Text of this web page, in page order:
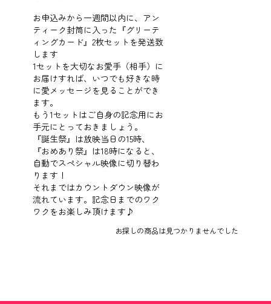
お申込みから一週間以内に、アン
ティーク封筒に入った『グリーテ
ィングカード』2枚セットを発送致
します
1セットを大切なお愛手（相手）に
お届けすれば、いつでも好きな時
に愛メッセージを見ることができ
ます。
もう1セットはご自身の記念用にお
手元にとっておきましょう。
『誕生祭』は放映当日の15時、
『おめあり祭』は18時になると、
自動でスペシャル映像に切り替わ
ります！
それまではカウントダウン映像が
流れています。記念日までのワク
ワクをお楽しみ頂けます♪
お探しの商品は見つかりませんでした